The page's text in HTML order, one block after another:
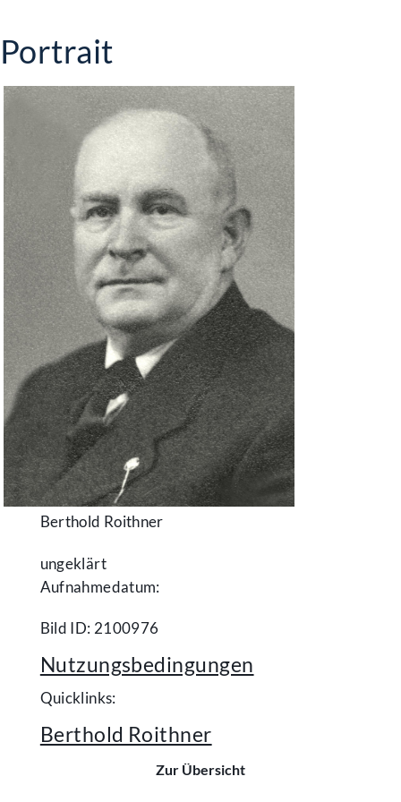
Portrait
Berthold Roithner
ungeklärt
Aufnahmedatum:
Bild ID: 2100976
Nutzungsbedingungen
Quicklinks:
Berthold Roithner
Zur Übersicht